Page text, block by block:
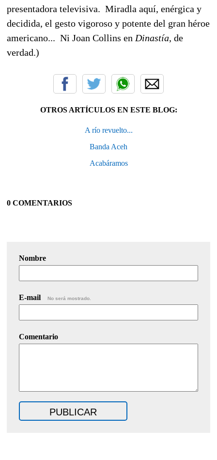
presentadora televisiva. Miradla aquí, enérgica y
decidida, el gesto vigoroso y potente del gran héroe
americano... Ni Joan Collins en Dinastía, de
verdad.)
OTROS ARTÍCULOS EN ESTE BLOG:
A río revuelto...
Banda Aceh
Acabáramos
0 COMENTARIOS
Nombre
E-mail No será mostrado.
Comentario